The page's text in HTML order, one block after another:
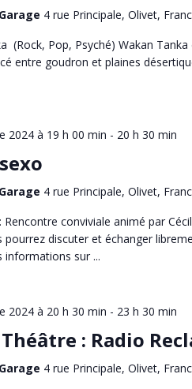
4 rue Principale, Olivet,
(Rock, Pop, Psyché) Wakan
entre goudron et plaines
2024 à 19 h 00 min - 20 h 30 min
4 rue Principale, Olivet,
Rencontre conviviale animé par
pourrez discuter et échanger
informations sur ...
2024 à 20 h 30 min - 23 h 30 min
: Radio
4 rue Principale, Olivet,